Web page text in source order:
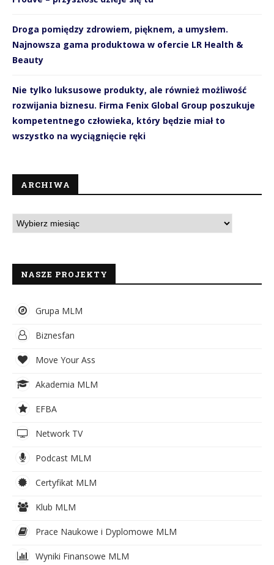
Droga pomiędzy zdrowiem, pięknem, a umysłem.
Najnowsza gama produktowa w ofercie LR Health &
Beauty
Nie tylko luksusowe produkty, ale również możliwość
rozwijania biznesu. Firma Fenix Global Group poszukuje
kompetentnego człowieka, który będzie miał to
wszystko na wyciągnięcie ręki
ARCHIWA
NASZE PROJEKTY
Grupa MLM
Biznesfan
Move Your Ass
Akademia MLM
EFBA
Network TV
Podcast MLM
Certyfikat MLM
Klub MLM
Prace Naukowe i Dyplomowe MLM
Wyniki Finansowe MLM